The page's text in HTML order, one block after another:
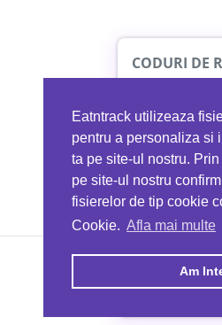
Eatntrack utilizeaza
pentru a personaliza si
ta pe site-ul nostru.
pe site-ul nostru
fisierelor de tip cookie
Cookie. Afla mai multe
Am
CODURI DE
comandă
EATNTRACK
Ai40%